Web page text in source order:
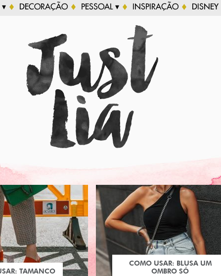
▾ DECORAÇÃO PESSOAL ▾ INSPIRAÇÃO DISNEY
TAMANCO
COMO USAR: BLUSA UM
OMBRO SÓ